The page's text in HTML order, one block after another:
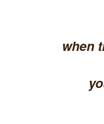
when